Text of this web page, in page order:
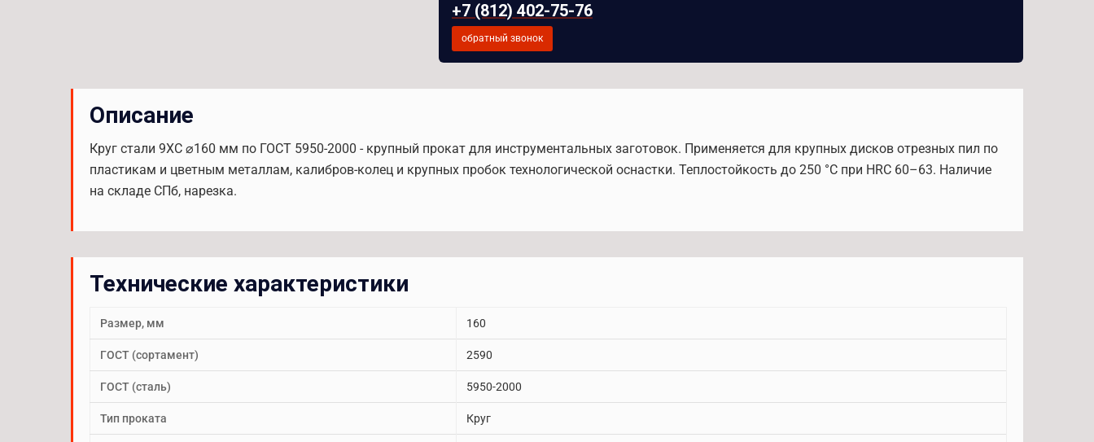
+7 (812) 402-75-76
обратный звонок
Описание
Круг стали 9ХС ⌀160 мм по ГОСТ 5950-2000 - крупный прокат для инструментальных заготовок. Применяется для крупных дисков отрезных пил по
пластикам и цветным металлам, калибров-колец и крупных пробок технологической оснастки. Теплостойкость до 250 °С при HRC 60–63. Наличие
на складе СПб, нарезка.
Технические характеристики
Размер, мм 160
ГОСТ (сортамент) 2590
ГОСТ (сталь) 5950-2000
Тип проката Круг